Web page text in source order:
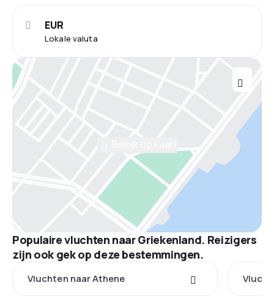
Lokale valuta
EUR
Populaire vluchten naar Griekenland. Reizigers
zijn ook gek op deze bestemmingen.
Vluchten naar Athene